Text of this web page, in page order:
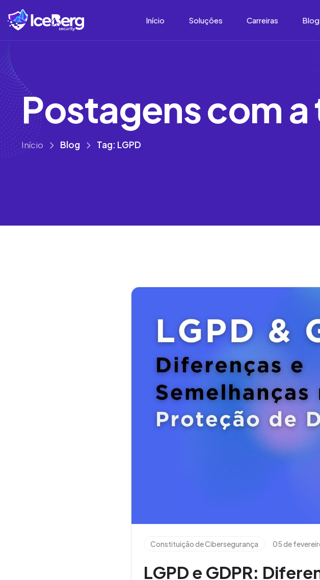
Início Soluções Carreiras Blog
Postagenscoma
Início Blog Tag: LGPD
Constituição de Cibersegurança 05 de
LGPD e GDPR: